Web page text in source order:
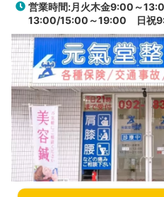
営業時間:月火木金9:00～
13:00/15:00～19:00 日祝